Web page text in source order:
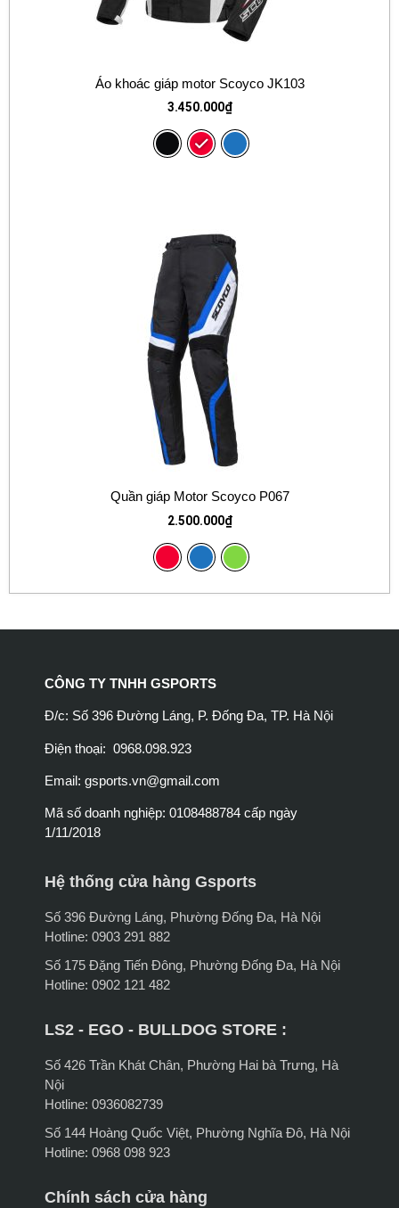
Áo khoác giáp motor Scoyco JK103
3.450.000₫
Quần giáp Motor Scoyco P067
2.500.000₫
CÔNG TY TNHH GSPORTS
Đ/c: Số 396 Đường Láng, P. Đống Đa, TP. Hà Nội
Điện thoại: 0968.098.923
Email: gsports.vn@gmail.com
Mã số doanh nghiệp: 0108488784 cấp ngày
1/11/2018
Hệ thống cửa hàng Gsports
Số 396 Đường Láng, Phường Đống Đa, Hà Nội
Hotline: 0903 291 882
Số 175 Đặng Tiến Đông, Phường Đống Đa, Hà Nội
Hotline: 0902 121 482
LS2 - EGO - BULLDOG STORE :
Số 426 Trần Khát Chân, Phường Hai bà Trưng, Hà
Nội
Hotline: 0936082739
Số 144 Hoàng Quốc Việt, Phường Nghĩa Đô, Hà Nội
Hotline: 0968 098 923
Chính sách cửa hàng